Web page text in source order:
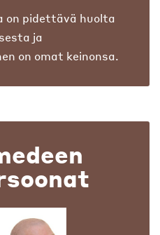
on pidettävä huolta
ja
on omat keinonsa.